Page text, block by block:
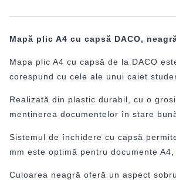
Mapă plic A4 cu capsă DACO,
Mapa plic A4 cu capsă de la DACO
corespund cu cele ale unui caiet
Realizată din plastic durabil, cu o
menținerea documentelor în stare
Sistemul de închidere cu capsă
mm este optimă pentru documente
Culoarea neagră oferă un aspect